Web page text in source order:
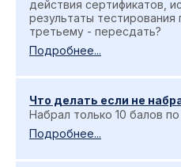
действия сертификатов,
результаты
третьему - пересдать?
Подробнее...
Что делать если не
Набрал только 10 балов
Подробнее...